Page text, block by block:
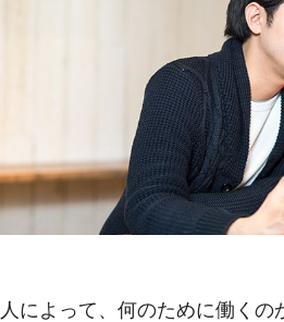
人によって、何のために働く